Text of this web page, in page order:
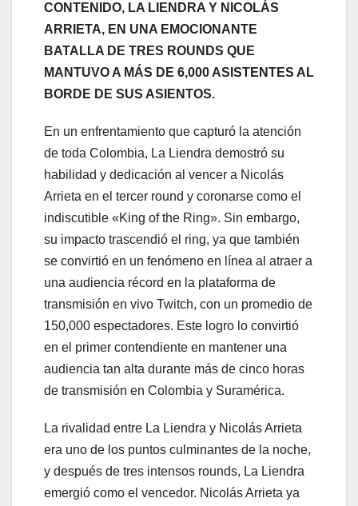
CONTENIDO, LA LIENDRA Y NICOLÁS
ARRIETA, EN UNA EMOCIONANTE
BATALLA DE TRES ROUNDS QUE
MANTUVO A MÁS DE 6,000 ASISTENTES AL
BORDE DE SUS ASIENTOS.
En un enfrentamiento que capturó la atención
de toda Colombia, La Liendra demostró su
habilidad y dedicación al vencer a Nicolás
Arrieta en el tercer round y coronarse como el
indiscutible «King of the Ring». Sin embargo,
su impacto trascendió el ring, ya que también
se convirtió en un fenómeno en línea al atraer a
una audiencia récord en la plataforma de
transmisión en vivo Twitch, con un promedio de
150,000 espectadores. Este logro lo convirtió
en el primer contendiente en mantener una
audiencia tan alta durante más de cinco horas
de transmisión en Colombia y Suramérica.
La rivalidad entre La Liendra y Nicolás Arrieta
era uno de los puntos culminantes de la noche,
y después de tres intensos rounds, La Liendra
emergió como el vencedor. Nicolás Arrieta ya